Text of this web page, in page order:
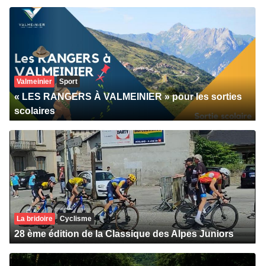
Valmeinier Sport
« LES RANGERS À VALMEINIER » pour les sorties
scolaires
La bridoire Cyclisme
28 ème édition de la Classique des Alpes Juniors